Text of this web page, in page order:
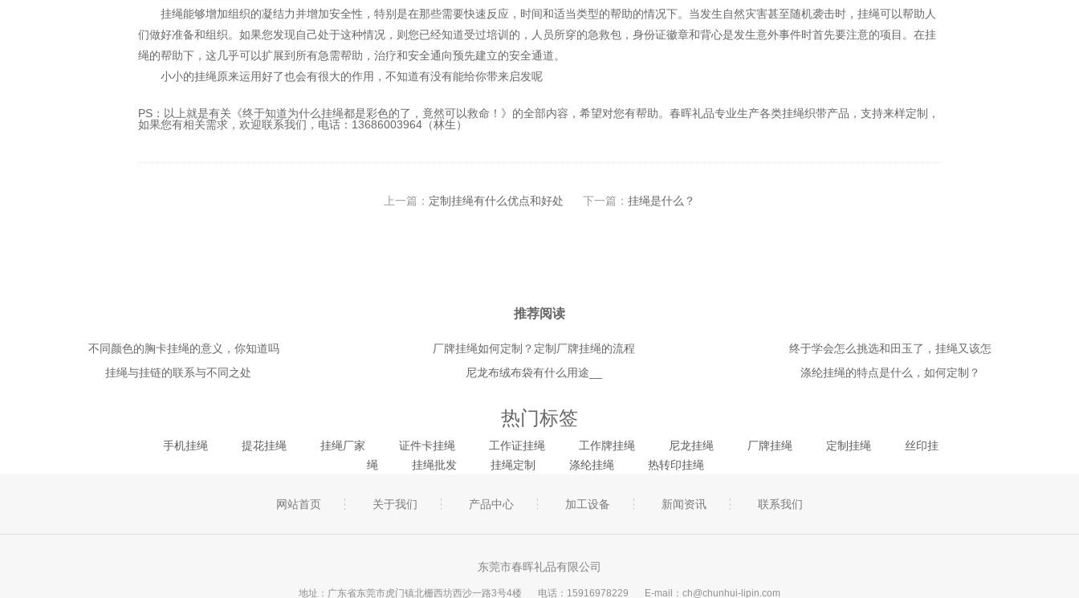
挂绳能够增加组织的凝结力并增加安全性，特别是在那些需要快速反应，时间和适当类型的帮助的情况下。当发生自然灾害甚至随机袭击时，挂绳可以帮助人
们做好准备和组织。如果您发现自己处于这种情况，则您已经知道受过培训的，人员所穿的急救包，身份证徽章和背心是发生意外事件时首先要注意的项目。在挂
绳的帮助下，这几乎可以扩展到所有急需帮助，治疗和安全通向预先建立的安全通道。
小小的挂绳原来运用好了也会有很大的作用，不知道有没有能给你带来启发呢
PS：以上就是有关《终于知道为什么挂绳都是彩色的了，竟然可以救命！》的全部内容，希望对您有帮助。春晖礼品专业生产各类挂绳织带产品，支持来样定制，
如果您有相关需求，欢迎联系我们，电话：13686003964（林生）
上一篇： 定制挂绳有什么优点和好处 下一篇： 挂绳是什么？
推荐阅读
不同颜色的胸卡挂绳的意义，你知道吗 厂牌挂绳如何定制？定制厂牌挂绳的流程
终于学会怎么挑选和田玉了，挂绳又该怎
挂绳与挂链的联系与不同之处
尼龙布绒布袋有什么用途__ 涤纶挂绳的特点是什么，如何定制？
热门标签
手机挂绳 提花挂绳 挂绳厂家 证件卡挂绳 工作证挂绳 工作牌挂绳 尼龙挂绳 厂牌挂绳 定制挂绳
丝印挂
绳
挂绳批发 挂绳定制 涤纶挂绳 热转印挂绳
网站首页 关于我们 产品中心 加工设备 新闻资讯 联系我们
东莞市春晖礼品有限公司
地址：广东省东莞市虎门镇北栅西坊西沙一路3号4楼 电话：15916978229 E-mail：ch@chunhui-lipin.com